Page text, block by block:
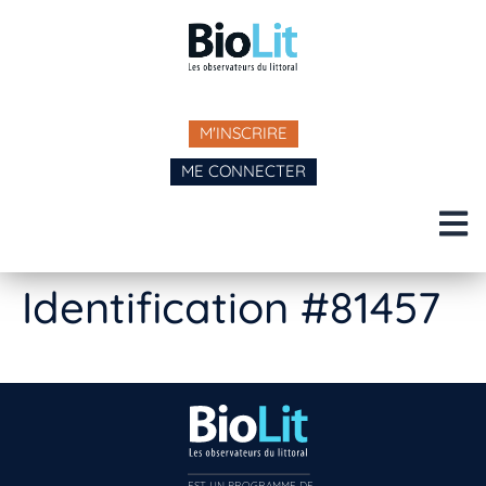
M'INSCRIRE
ME CONNECTER
Identification #81457